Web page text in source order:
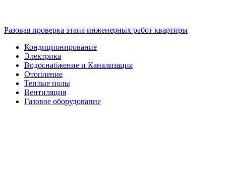
Разовая проверка этапа инженерных работ квартиры
Кондиционирование
Электрика
Водоснабжение и Канализация
Отопление
Теплые полы
Вентиляция
Газовое оборудование